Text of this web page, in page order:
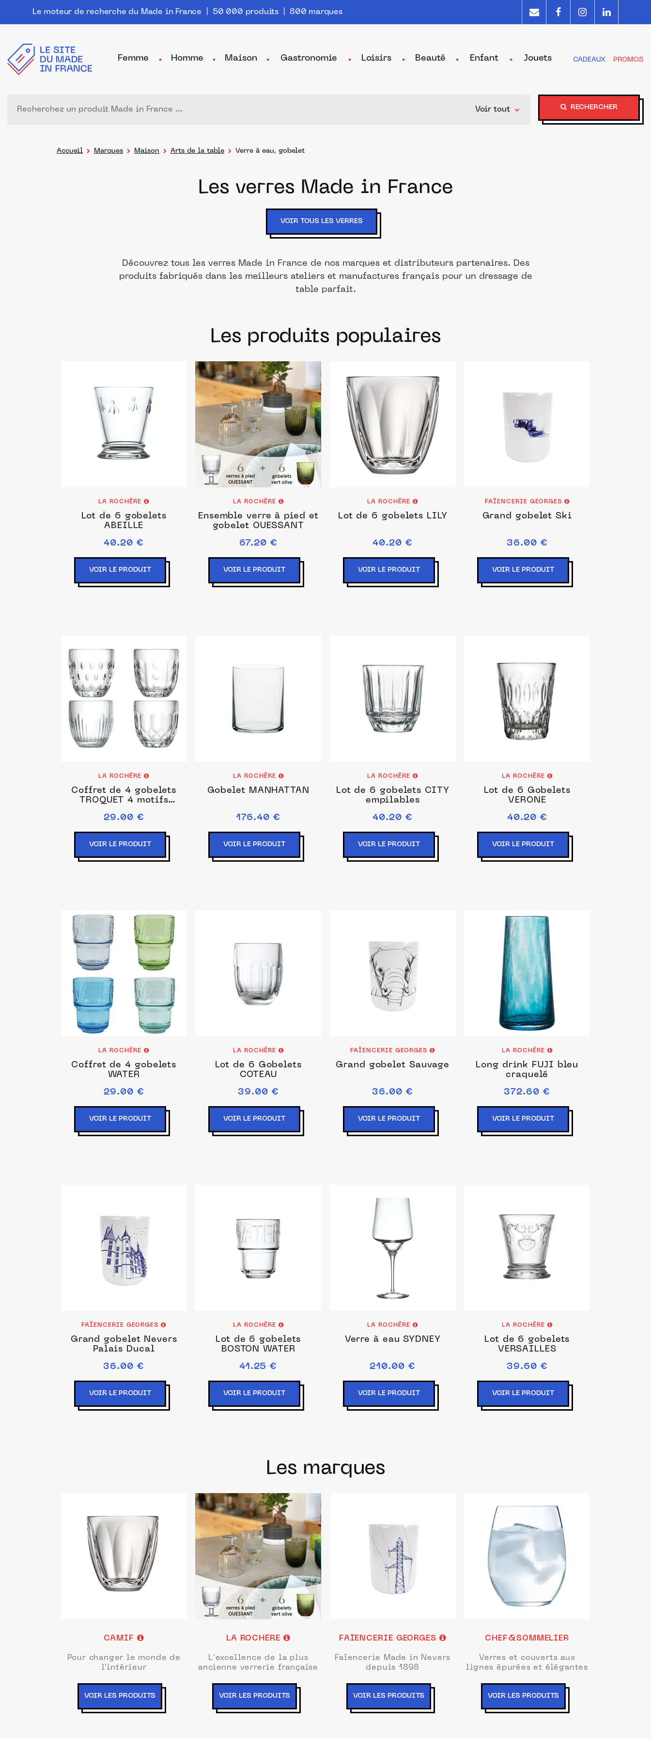
Le moteur de recherche du Made in France | 50 000 produits | 800 marques
Femme Homme Maison Gastronomie Loisirs Beauté Enfant Jouets CADEAUX PROMOS
Voir tout RECHERCHER
Accueil Marques Maison Arts de la table Verre à eau, gobelet
Les verres Made in France
VOIR TOUS LES VERRES
Découvrez tous les verres Made in France de nos marques et distributeurs partenaires. Des
produits fabriqués dans les meilleurs ateliers et manufactures français pour un dressage de
table parfait.
Les produits populaires
LA ROCHÈRE
Lot de 6 gobelets
ABEILLE
40.20 €
VOIR LE PRODUIT
LA ROCHÈRE
Ensemble verre à pied et
gobelet OUESSANT
67.20 €
VOIR LE PRODUIT
LA ROCHÈRE
Lot de 6 gobelets LILY
40.20 €
VOIR LE PRODUIT
FAÏENCERIE GEORGES
Grand gobelet Ski
36.00 €
VOIR LE PRODUIT
LA ROCHÈRE
Coffret de 4 gobelets
TROQUET 4 motifs
29.00 €
VOIR LE PRODUIT
LA ROCHÈRE
Gobelet MANHATTAN
176.40 €
VOIR LE PRODUIT
LA ROCHÈRE
Lot de 6 gobelets CITY
empilables
40.20 €
VOIR LE PRODUIT
LA ROCHÈRE
Lot de 6 Gobelets
VERONE
40.20 €
VOIR LE PRODUIT
LA ROCHÈRE
Coffret de 4 gobelets
WATER
29.00 €
VOIR LE PRODUIT
LA ROCHÈRE
Lot de 6 Gobelets
COTEAU
39.00 €
VOIR LE PRODUIT
FAÏENCERIE GEORGES
Grand gobelet Sauvage
36.00 €
VOIR LE PRODUIT
LA ROCHÈRE
Long drink FUJI bleu
craquelé
372.60 €
VOIR LE PRODUIT
FAÏENCERIE GEORGES
Grand gobelet Nevers
Palais Ducal
36.00 €
VOIR LE PRODUIT
LA ROCHÈRE
Lot de 6 gobelets
BOSTON WATER
41.25 €
VOIR LE PRODUIT
LA ROCHÈRE
Verre à eau SYDNEY
210.00 €
VOIR LE PRODUIT
LA ROCHÈRE
Lot de 6 gobelets
VERSAILLES
39.60 €
VOIR LE PRODUIT
Les marques
CAMIF
Pour changer le monde de
l'intérieur
VOIR LES PRODUITS
LA ROCHÈRE
L'excellence de la plus
ancienne verrerie française
VOIR LES PRODUITS
FAÏENCERIE GEORGES
Faïencerie Made in Nevers
depuis 1898
VOIR LES PRODUITS
CHEF&SOMMELIER
Verres et couverts aux
lignes épurées et élégantes
VOIR LES PRODUITS